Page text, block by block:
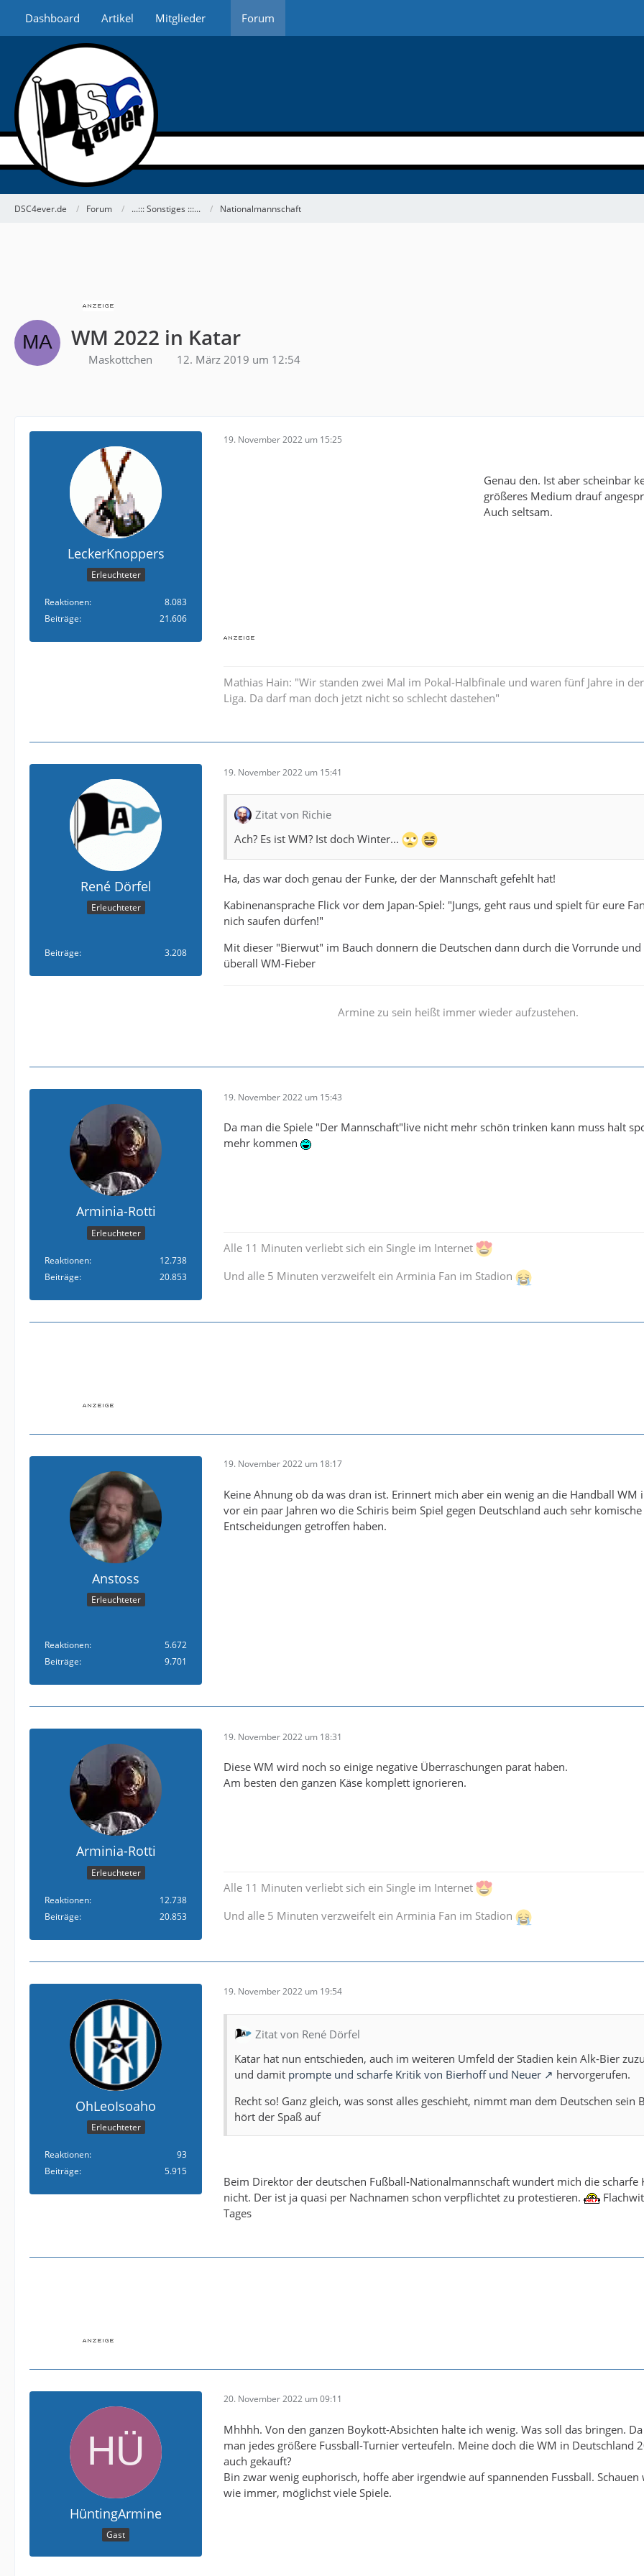
Dashboard Artikel Mitglieder Forum
DSC4ever.de Forum ...::: Sonstiges :::... Nationalmannschaft
WM 2022 in Katar
Maskottchen 12. März 2019 um 12:54
LeckerKnoppers
Erleuchteter
Reaktionen
8.083
Beiträge
21.606
19. November 2022 um 15:25
Genau den. Ist aber scheinbar
größeres Medium drauf
Auch seltsam.
Mathias Hain: "Wir standen zwei Mal im Pokal-Halbfinale und waren fünf Jahre in
Liga. Da darf man doch jetzt nicht so schlecht dastehen"
René Dörfel
Erleuchteter
Beiträge 3.208
19. November 2022 um 15:41
Zitat von Richie
Ach? Es ist WM? Ist doch Winter...
Ha, das war doch genau der Funke, der der Mannschaft gefehlt hat!
Kabinenansprache Flick vor dem Japan-Spiel: "Jungs, geht raus und spielt für eure
nich saufen dürfen!"
Mit dieser "Bierwut" im Bauch donnern die Deutschen dann durch die Vorrunde und
überall WM-Fieber
Armine zu sein heißt immer wieder aufzustehen.
Arminia-Rotti
Erleuchteter
Reaktionen
12.738
Beiträge
20.853
19. November 2022 um 15:43
Da man die Spiele "Der Mannschaft"live nicht mehr schön trinken kann muss halt
mehr kommen
Alle 11 Minuten verliebt sich ein Single im Internet
Und alle 5 Minuten verzweifelt ein Arminia Fan im Stadion
Anstoss
Erleuchteter
Reaktionen
5.672
Beiträge
9.701
19. November 2022 um 18:17
Keine Ahnung ob da was dran ist. Erinnert mich aber ein wenig an die Handball WM
vor ein paar Jahren wo die Schiris beim Spiel gegen Deutschland auch sehr komische
Entscheidungen getroffen haben.
Arminia-Rotti
Erleuchteter
Reaktionen
12.738
Beiträge
20.853
19. November 2022 um 18:31
Diese WM wird noch so einige negative Überraschungen parat haben.
Am besten den ganzen Käse komplett ignorieren.
Alle 11 Minuten verliebt sich ein Single im Internet
Und alle 5 Minuten verzweifelt ein Arminia Fan im Stadion
OhLeoIsoaho
Erleuchteter
Reaktionen
93
Beiträge
5.915
19. November 2022 um 19:54
Zitat von René Dörfel
Katar hat nun entschieden, auch im weiteren Umfeld der Stadien kein Alk-Bier
und damit prompte und scharfe Kritik von Bierhoff und Neuer
hervorgerufen.
Recht so! Ganz gleich, was sonst alles geschieht, nimmt man dem Deutschen sein
hört der Spaß auf
Beim Direktor der deutschen Fußball-Nationalmannschaft wundert mich die scharfe
nicht. Der ist ja quasi per Nachnamen schon verpflichtet zu protestieren.
Tages
HüntingArmine
Gast
20. November 2022 um 09:11
Mhhhh. Von den ganzen Boykott-Absichten halte ich wenig. Was soll das bringen.
man jedes größere Fussball-Turnier verteufeln. Meine doch die WM in Deutschland
auch gekauft?
Bin zwar wenig euphorisch, hoffe aber irgendwie auf spannenden Fussball. Schauen
wie immer, möglichst viele Spiele.